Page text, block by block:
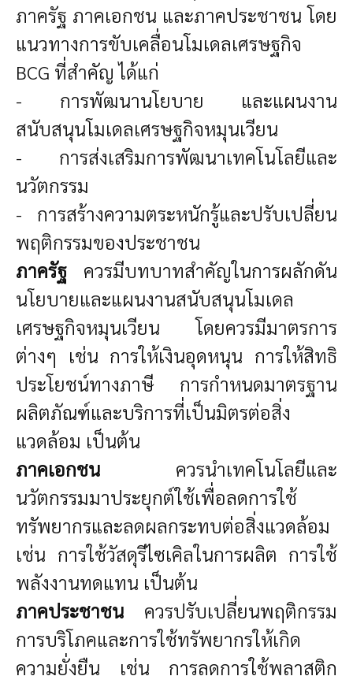
ภาครัฐ ภาคเอกชน และภาคประชาชน โดย
แนวทางการขับเคลื่อนโมเดลเศรษฐกิจ
BCG ที่สำคัญ ได้แก่
- การพัฒนานโยบาย และแผนงาน
สนับสนุนโมเดลเศรษฐกิจหมุนเวียน
- การส่งเสริมการพัฒนาเทคโนโลยีและ
นวัตกรรม
- การสร้างความตระหนักรู้และปรับเปลี่ยน
พฤติกรรมของประชาชน
ภาครัฐ ควรมีบทบาทสำคัญในการผลักดัน
นโยบายและแผนงานสนับสนุนโมเดล
เศรษฐกิจหมุนเวียน โดยควรมีมาตรการ
ต่างๆ เช่น การให้เงินอุดหนุน การให้สิทธิ
ประโยชน์ทางภาษี การกำหนดมาตรฐาน
ผลิตภัณฑ์และบริการที่เป็นมิตรต่อสิ่ง
แวดล้อม เป็นต้น
ภาคเอกชน ควรนำเทคโนโลยีและ
นวัตกรรมมาประยุกต์ใช้เพื่อลดการใช้
ทรัพยากรและลดผลกระทบต่อสิ่งแวดล้อม
เช่น การใช้วัสดุรีไซเคิลในการผลิต การใช้
พลังงานทดแทน เป็นต้น
ภาคประชาชน ควรปรับเปลี่ยนพฤติกรรม
การบริโภคและการใช้ทรัพยากรให้เกิด
ความยั่งยืน เช่น การลดการใช้พลาสติก